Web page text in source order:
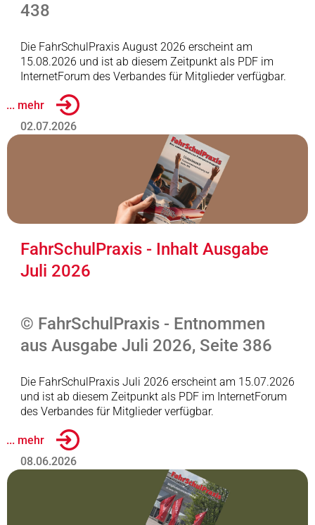
438
Die FahrSchulPraxis August 2026 erscheint am
15.08.2026 und ist ab diesem Zeitpunkt als PDF im
InternetForum des Verbandes für Mitglieder verfügbar.
... mehr
02.07.2026
FahrSchulPraxis - Inhalt Ausgabe
Juli 2026
© FahrSchulPraxis - Entnommen
aus Ausgabe Juli 2026, Seite 386
Die FahrSchulPraxis Juli 2026 erscheint am 15.07.2026
und ist ab diesem Zeitpunkt als PDF im InternetForum
des Verbandes für Mitglieder verfügbar.
... mehr
08.06.2026